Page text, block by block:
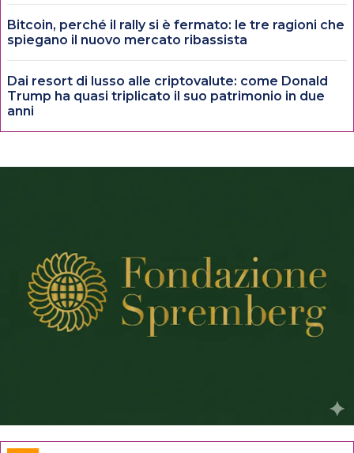
Bitcoin, perché il rally si è fermato: le tre ragioni che
spiegano il nuovo mercato ribassista
Dai resort di lusso alle criptovalute: come Donald
Trump ha quasi triplicato il suo patrimonio in due
anni